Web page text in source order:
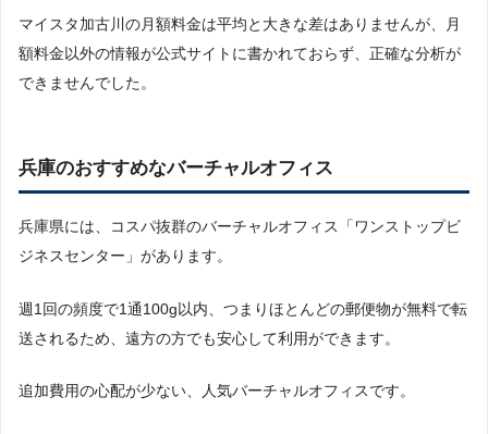
マイスタ加古川の月額料金は平均と大きな差はありませんが、月
額料金以外の情報が公式サイトに書かれておらず、正確な分析が
できませんでした。
兵庫のおすすめなバーチャルオフィス
兵庫県には、コスパ抜群のバーチャルオフィス「ワンストップビ
ジネスセンター」があります。
週1回の頻度で1通100g以内、つまりほとんどの郵便物が無料で転
送されるため、遠方の方でも安心して利用ができます。
追加費用の心配が少ない、人気バーチャルオフィスです。